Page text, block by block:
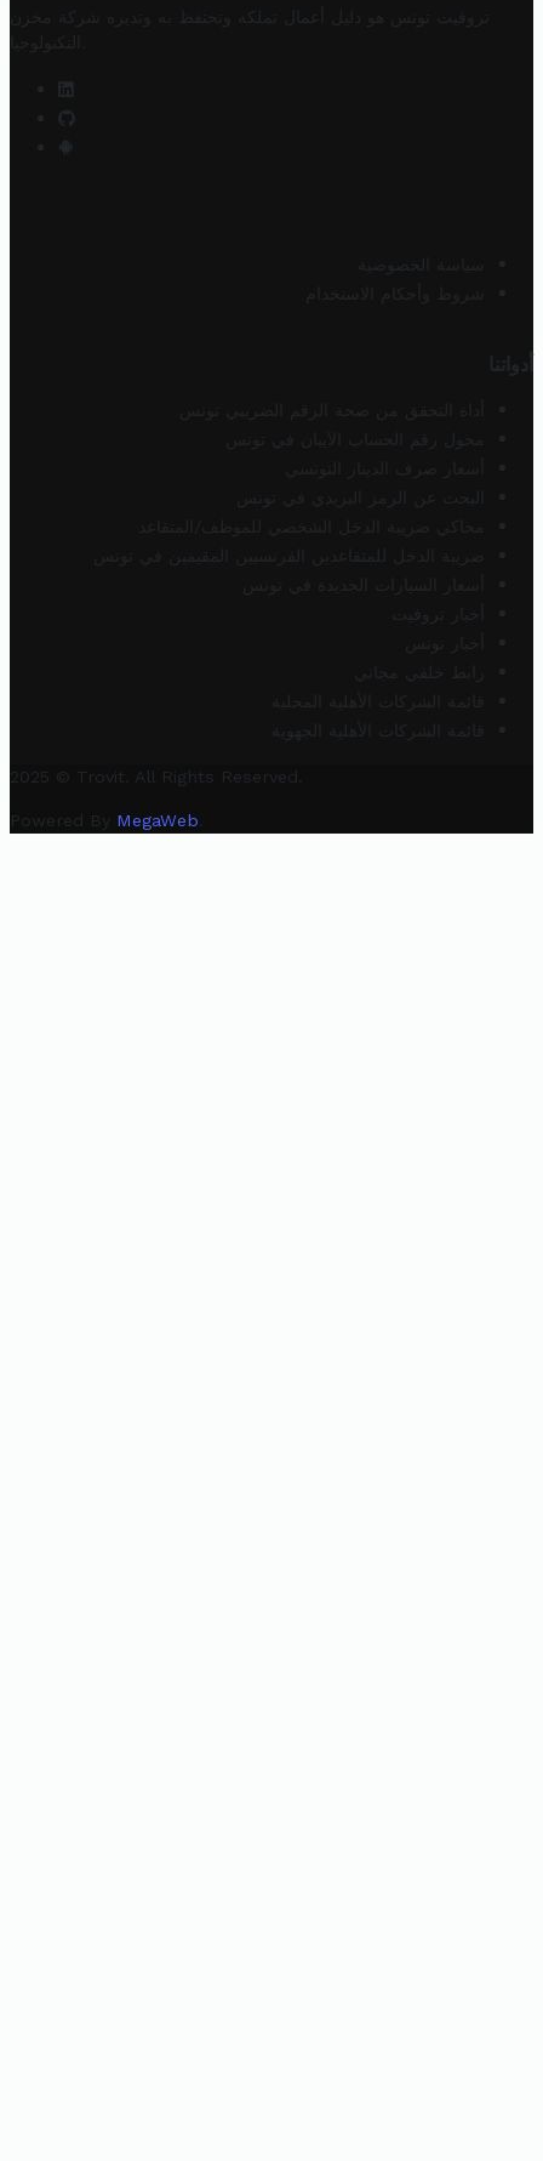
تروفيت تونس هو دليل أعمال تملكه وتحتفظ به وتديره
شركة مخزن
التكنولوجيا
سياسة الخصوصية
شروط وأحكام الاستخدام
أدواتنا
أداة التحقق من صحة الرقم الضريبي تونس
محول رقم الحساب الآيبان في تونس
أسعار صرف الدينار التونسي
البحث عن الرمز البريدي في تونس
محاكي ضريبة الدخل الشخصي للموظف/المتقاعد
ضريبة الدخل للمتقاعدين الفرنسيين المقيمين في تونس
أسعار السيارات الجديدة في تونس
أخبار تروفيت
أخبار تونس
رابط خلفي مجاني
قائمة الشركات الأهلية المحلية
قائمة الشركات الأهلية الجهوية
2025 © Trovit. All Rights Reserved.
Powered By MegaWeb